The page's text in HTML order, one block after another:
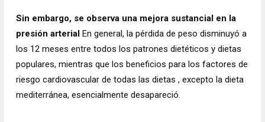
Sin embargo, se observa una mejora sustancial en la
presión arterial En general, la pérdida de peso disminuyó a
los 12 meses entre todos los patrones dietéticos y dietas
populares, mientras que los beneficios para los factores de
riesgo cardiovascular de todas las dietas , excepto la dieta
mediterránea, esencialmente desapareció.